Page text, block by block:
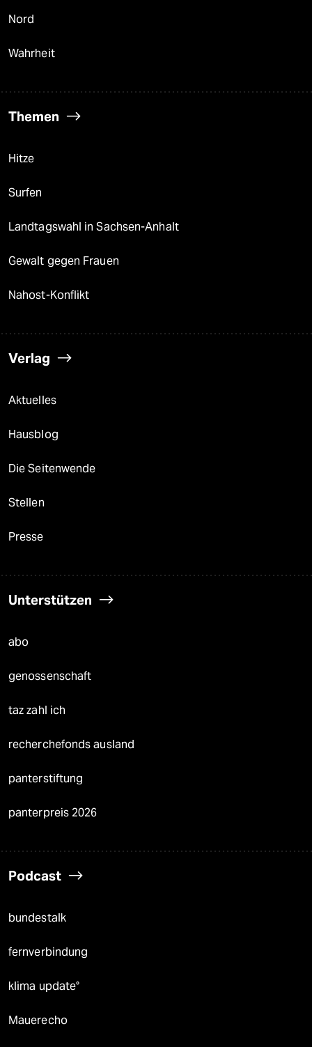
Nord
Wahrheit
Themen
Hitze
Surfen
Landtagswahl in Sachsen-Anhalt
Gewalt gegen Frauen
Nahost-Konflikt
Verlag
Aktuelles
Hausblog
Die Seitenwende
Stellen
Presse
Unterstützen
abo
genossenschaft
taz zahl ich
recherchefonds ausland
panterstiftung
panterpreis 2026
Podcast
bundestalk
fernverbindung
klima update°
Mauerecho